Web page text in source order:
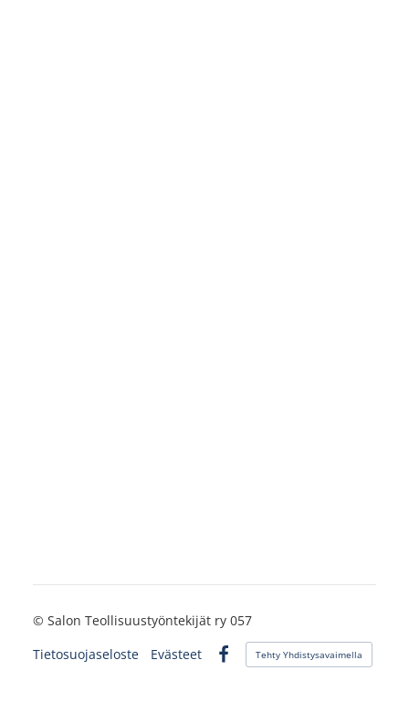
© Salon Teollisuustyöntekijät ry 057
Tietosuojaseloste
Evästeet
Facebook
Tehty Yhdistysavaimella